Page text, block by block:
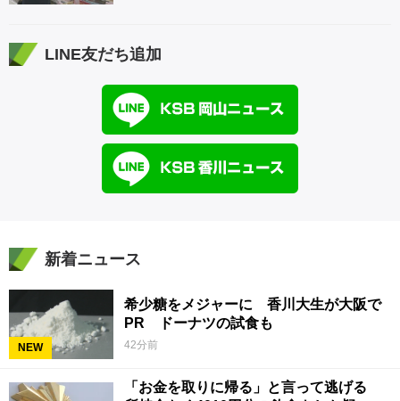
LINE友だち追加
新着ニュース
NEW
希少糖をメジャーに 香川大生が大阪で
PR ドーナツの試食も
42分前
「お金を取りに帰る」と言って逃げる